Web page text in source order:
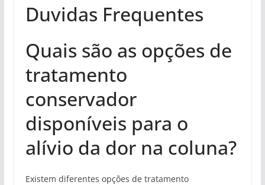
Duvidas Frequentes
Quais são as opções de
tratamento
conservador
disponíveis para o
alívio da dor na coluna?
Existem diferentes opções de tratamento